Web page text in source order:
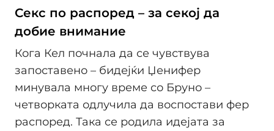
Секс по распоред – за секој да
добие внимание
Кога Кел почнала да се чувствува
запоставено – бидејќи Џенифер
минувала многу време со Бруно –
четворката одлучила да воспостави фер
распоред. Така се родила идејата за